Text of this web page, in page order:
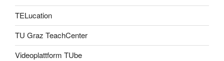
TELucation
TU Graz TeachCenter
Videoplattform TUbe